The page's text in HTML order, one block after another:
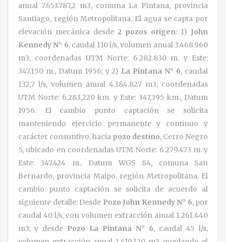
anual 7.653.787,2 m3, comuna La Pintana, provincia
Santiago, región Metropolitana. El agua se capta por
elevación mecánica desde 2 pozos origen: 1) John
Kennedy N° 6, caudal 110 l/s, volumen anual 3.468.960
m3, coordenadas UTM Norte: 6.282.830 m. y Este:
347.150 m., Datum 1956; y 2) La Pintana N° 6, caudal
132,7 l/s, volumen anual 4.184.827 m3, coordenadas
UTM Norte: 6.283,220 km. y Este: 347,395 km., Datum
1956. El cambio punto captación se solicita
manteniendo ejercicio permanente y continuo y
carácter consuntivo, hacia pozo destino, Cerro Negro
5, ubicado en coordenadas UTM Norte: 6.279.473 m. y
Este: 347.424 m., Datum WGS 84, comuna San
Bernardo, provincia Maipo, región Metropolitana. El
cambio punto captación se solicita de acuerdo al
siguiente detalle: Desde Pozo John Kennedy N° 6, por
caudal 40 l/s, con volumen extracción anual 1.261.440
m3; y desde Pozo La Pintana N° 6, caudal 45 l/s,